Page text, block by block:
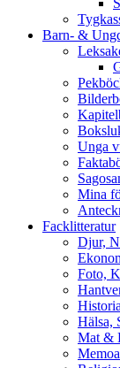
Barn- &
Unga
Mina
Facklitteratur
Djur,
Foto,
Historia
Hälsa,
Mat &